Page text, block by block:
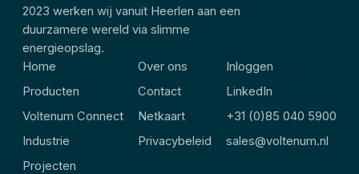
2023 werken wij vanuit Heerlen aan een
duurzamere wereld via slimme
energieopslag.
Home
Producten
Voltenum Connect
Industrie
Projecten
Over ons
Contact
Netkaart
Privacybeleid
Inloggen
LinkedIn
+31 (0)85 040 5900
sales@voltenum.nl